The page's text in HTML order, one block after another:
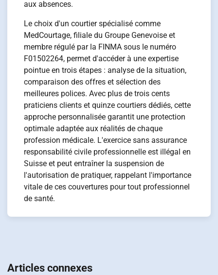
aux absences.
Le choix d'un courtier spécialisé comme
MedCourtage, filiale du Groupe Genevoise et
membre régulé par la FINMA sous le numéro
F01502264, permet d'accéder à une expertise
pointue en trois étapes : analyse de la situation,
comparaison des offres et sélection des
meilleures polices. Avec plus de trois cents
praticiens clients et quinze courtiers dédiés, cette
approche personnalisée garantit une protection
optimale adaptée aux réalités de chaque
profession médicale. L'exercice sans assurance
responsabilité civile professionnelle est illégal en
Suisse et peut entraîner la suspension de
l'autorisation de pratiquer, rappelant l'importance
vitale de ces couvertures pour tout professionnel
de santé.
de
Articles connexes